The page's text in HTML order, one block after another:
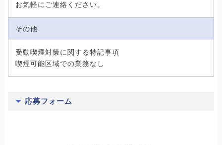
お気軽にご連絡ください。
その他
受動喫煙対策に関する特記事項
喫煙可能区域での業務なし
応募フォーム